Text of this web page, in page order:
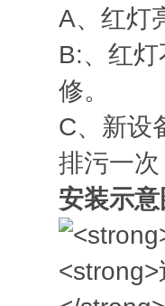
A、红灯
B:、红
修。
C、新设
排污一
安装示